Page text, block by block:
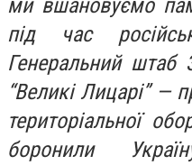
ми вшановуємо
під час
Генеральний штаб
“Великі Лицарі” —
територіальної
боронили